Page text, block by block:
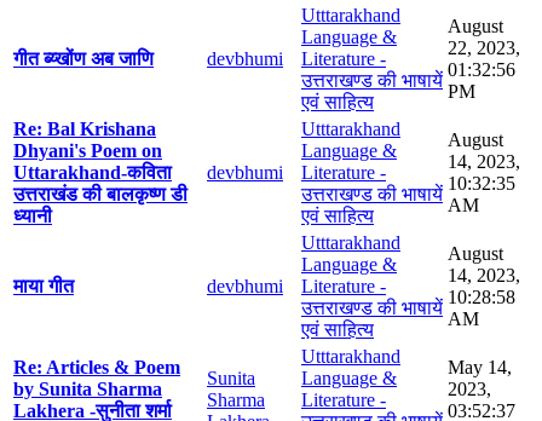
गीत ब्य्खोंण अब जाणि devbhumi
Utttarakhand
Language &
Literature -
उत्तराखण्ड की भाषायें
एवं साहित्य
August
22, 2023,
01:32:56
PM
Re: Bal Krishana
Dhyani's Poem on
Uttarakhand-कविता
उत्तराखंड की बालकृष्ण डी
ध्यानी
devbhumi
Utttarakhand
Language &
Literature -
उत्तराखण्ड की भाषायें
एवं साहित्य
August
14, 2023,
10:32:35
AM
माया गीत devbhumi
Utttarakhand
Language &
Literature -
उत्तराखण्ड की भाषायें
एवं साहित्य
August
14, 2023,
10:28:58
AM
Re: Articles & Poem
by Sunita Sharma
Lakhera -सुनीता शर्मा
Sunita
Sharma
Utttarakhand
Language &
Literature -
May 14,
2023,
03:52:37